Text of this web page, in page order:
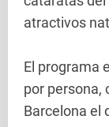
atractivos
El programa
por persona,
Barcelona el